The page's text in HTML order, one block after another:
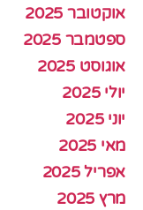
אוקטובר 2025
ספטמבר 2025
אוגוסט 2025
יולי 2025
יוני 2025
מאי 2025
אפריל 2025
מרץ 2025